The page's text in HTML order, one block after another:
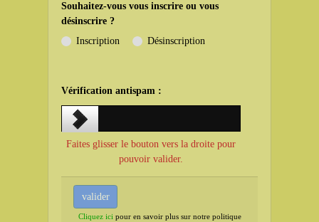
Souhaitez-vous vous inscrire ou vous
désinscrire ?
Inscription
Désinscription
Vérification antispam :
Faites glisser le bouton vers la droite pour
pouvoir valider.
Cliquez ici pour en savoir plus sur notre politique